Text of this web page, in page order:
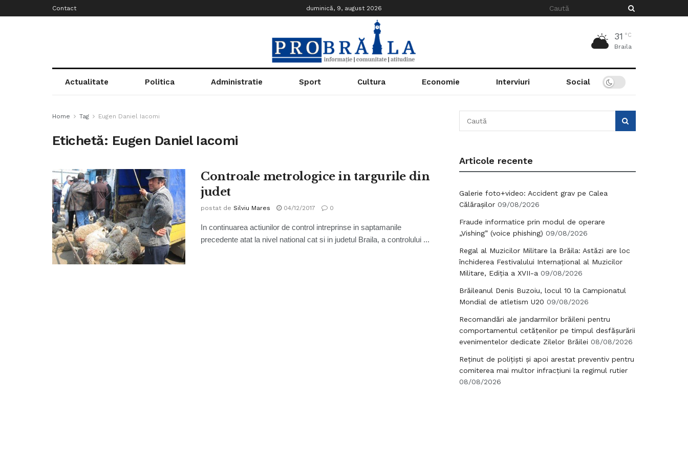
Contact duminică, 9, august 2026
31 °C
Braila
Actualitate Politica Administratie Sport Cultura Economie Interviuri Social
Home Tag Eugen Daniel Iacomi
Etichetă: Eugen Daniel Iacomi
Controale metrologice in targurile din
judet
postat de Silviu Mares 04/12/2017 0
In continuarea actiunilor de control intreprinse in saptamanile
precedente atat la nivel national cat si in judetul Braila, a controlului ...
Articole recente
Galerie foto+video: Accident grav pe Calea
Călărașilor 09/08/2026
Fraude informatice prin modul de operare
„Vishing” (voice phishing) 09/08/2026
Regal al Muzicilor Militare la Brăila: Astăzi are loc
închiderea Festivalului Internațional al Muzicilor
Militare, Ediția a XVII-a 09/08/2026
Brăileanul Denis Buzoiu, locul 10 la Campionatul
Mondial de atletism U20 09/08/2026
Recomandări ale jandarmilor brăileni pentru
comportamentul cetățenilor pe timpul desfășurării
evenimentelor dedicate Zilelor Brăilei 08/08/2026
Reținut de polițiști și apoi arestat preventiv pentru
comiterea mai multor infracțiuni la regimul rutier
08/08/2026